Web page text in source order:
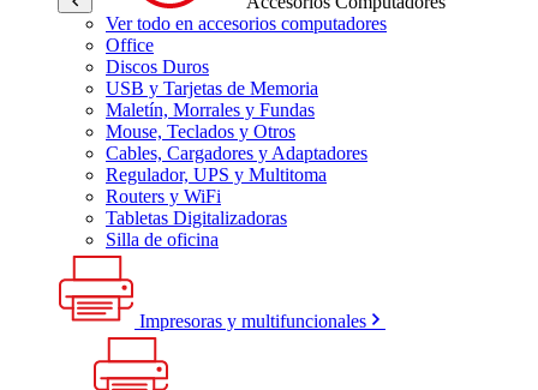
Ver todo en accesorios computadores
Office
Discos Duros
USB y Tarjetas de Memoria
Maletín, Morrales y Fundas
Mouse, Teclados y Otros
Cables, Cargadores y Adaptadores
Regulador, UPS y Multitoma
Routers y WiFi
Tabletas Digitalizadoras
Silla de oficina
Impresoras y multifuncionales